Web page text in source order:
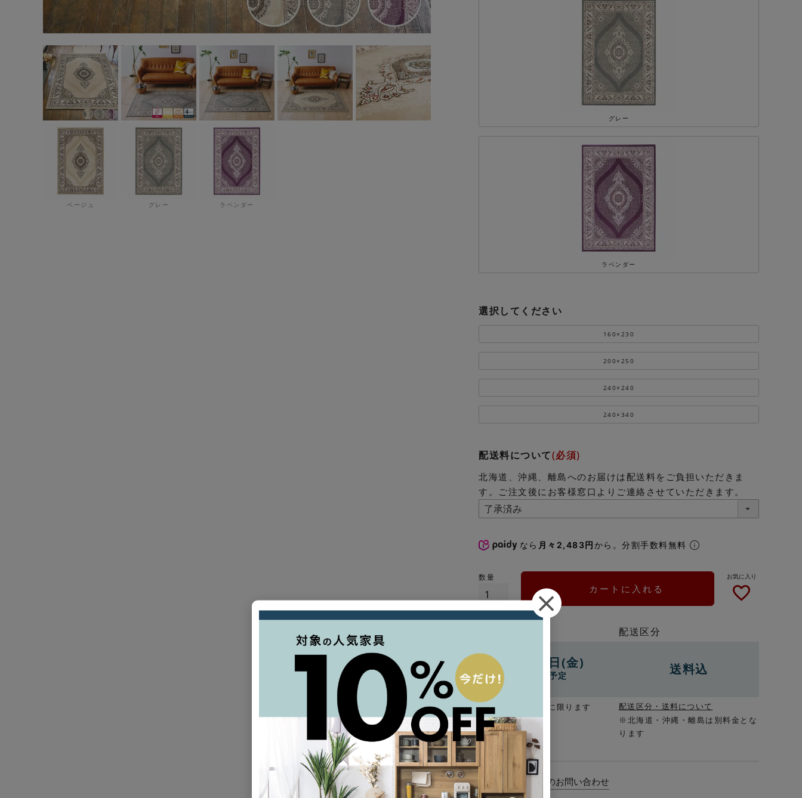
ベージュ グレー ラベンダー
グレー
ラベンダー
選択してください
160×230
200×250
240×240
240×340
配送料について(必須)
北海道、沖縄、離島へのお届けは配送料をご負担いただきま
す。ご注文後にお客様窓口よりご連絡させていただきます。
なら 月々2,483円から。分割手数料無料
カートに入れる
8月14日(金)
出荷予定
※在庫がある場合に限ります
配送区分
送料込
配送区分・送料について
※北海道・沖縄・離島は別料金とな
ります
商品についてのお問い合わせ